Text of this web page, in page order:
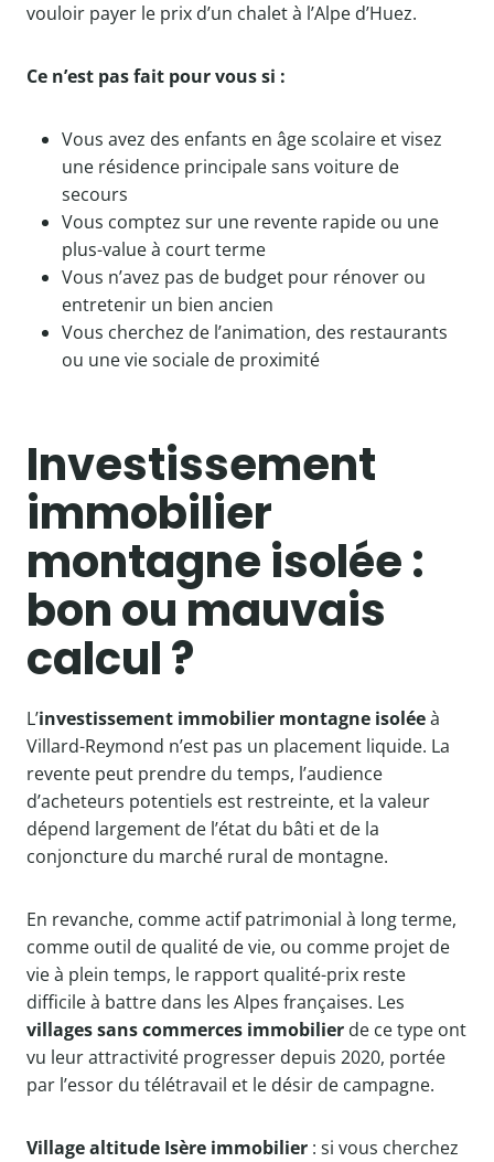
vouloir payer le prix d’un chalet à l’Alpe d’Huez.
Ce n’est pas fait pour vous si :
Vous avez des enfants en âge scolaire et visez
une résidence principale sans voiture de
secours
Vous comptez sur une revente rapide ou une
plus-value à court terme
Vous n’avez pas de budget pour rénover ou
entretenir un bien ancien
Vous cherchez de l’animation, des restaurants
ou une vie sociale de proximité
Investissement
immobilier
montagne isolée :
bon ou mauvais
calcul ?
L’investissement immobilier montagne isoléeà
Villard-Reymond n’est pas un placement liquide. La
revente peut prendre du temps, l’audience
d’acheteurs potentiels est restreinte, et la valeur
dépend largement de l’état du bâti et de la
conjoncture du marché rural de montagne.
En revanche, comme actif patrimonial à long terme,
comme outil de qualité de vie, ou comme projet de
vie à plein temps, le rapport qualité-prix reste
difficile à battre dans les Alpes françaises. Les
villages sans commerces immobilier de ce type ont
vu leur attractivité progresser depuis 2020, portée
par l’essor du télétravail et le désir de campagne.
Village altitude Isère immobilier : si vous cherchez